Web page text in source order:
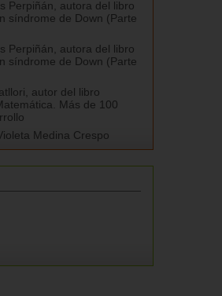
Perpiñán, autora del libro
síndrome de Down (Parte
Perpiñán, autora del libro
síndrome de Down (Parte
autor del libro
Más de 100
Medina Crespo